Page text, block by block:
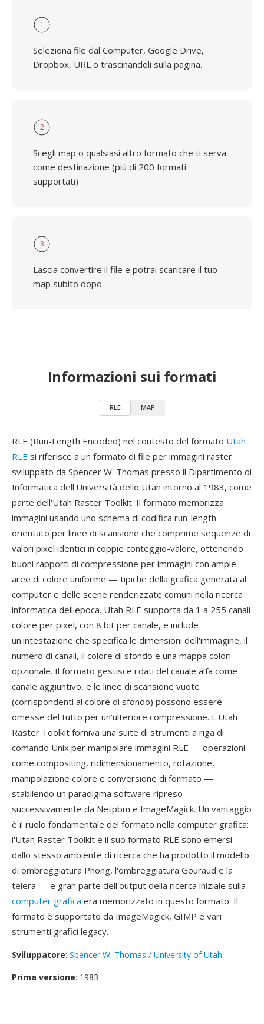
1
Seleziona file dal Computer, Google Drive,
Dropbox, URL o trascinandoli sulla pagina.
2
Scegli map o qualsiasi altro formato che ti serva
come destinazione (più di 200 formati
supportati)
3
Lascia convertire il file e potrai scaricare il tuo
map subito dopo
Informazioni sui formati
RLE MAP
RLE (Run-Length Encoded) nel contesto del formato Utah
RLE si riferisce a un formato di file per immagini raster
sviluppato da Spencer W. Thomas presso il Dipartimento di
Informatica dell'Università dello Utah intorno al 1983, come
parte dell'Utah Raster Toolkit. Il formato memorizza
immagini usando uno schema di codifica run-length
orientato per linee di scansione che comprime sequenze di
valori pixel identici in coppie conteggio-valore, ottenendo
buoni rapporti di compressione per immagini con ampie
aree di colore uniforme — tipiche della grafica generata al
computer e delle scene renderizzate comuni nella ricerca
informatica dell'epoca. Utah RLE supporta da 1 a 255 canali
colore per pixel, con 8 bit per canale, e include
un'intestazione che specifica le dimensioni dell'immagine, il
numero di canali, il colore di sfondo e una mappa colori
opzionale. Il formato gestisce i dati del canale alfa come
canale aggiuntivo, e le linee di scansione vuote
(corrispondenti al colore di sfondo) possono essere
omesse del tutto per un'ulteriore compressione. L'Utah
Raster Toolkit forniva una suite di strumenti a riga di
comando Unix per manipolare immagini RLE — operazioni
come compositing, ridimensionamento, rotazione,
manipolazione colore e conversione di formato —
stabilendo un paradigma software ripreso
successivamente da Netpbm e ImageMagick. Un vantaggio
è il ruolo fondamentale del formato nella computer grafica:
l'Utah Raster Toolkit e il suo formato RLE sono emersi
dallo stesso ambiente di ricerca che ha prodotto il modello
di ombreggiatura Phong, l'ombreggiatura Gouraud e la
teiera — e gran parte dell'output della ricerca iniziale sulla
computer grafica era memorizzato in questo formato. Il
formato è supportato da ImageMagick, GIMP e vari
strumenti grafici legacy.
Sviluppatore: Spencer W. Thomas / University of Utah
Prima versione: 1983